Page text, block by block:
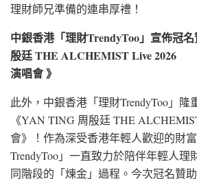
理財師兄準備的連串厚禮！
中銀香港「理財TrendyToo」宣佈冠
殷廷 THE ALCHEMIST Live 2026
演唱會 》
此外，中銀香港「理財TrendyToo」隆
《YAN TING 周殷廷 THE
會》！作為深受香港年輕人歡迎的財
TrendyToo」一直致力於陪伴年輕人理
同階段的「煉金」過程。今次冠名贊